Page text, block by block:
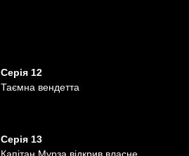
Серія 12
Таємна вендетта
Серія 13